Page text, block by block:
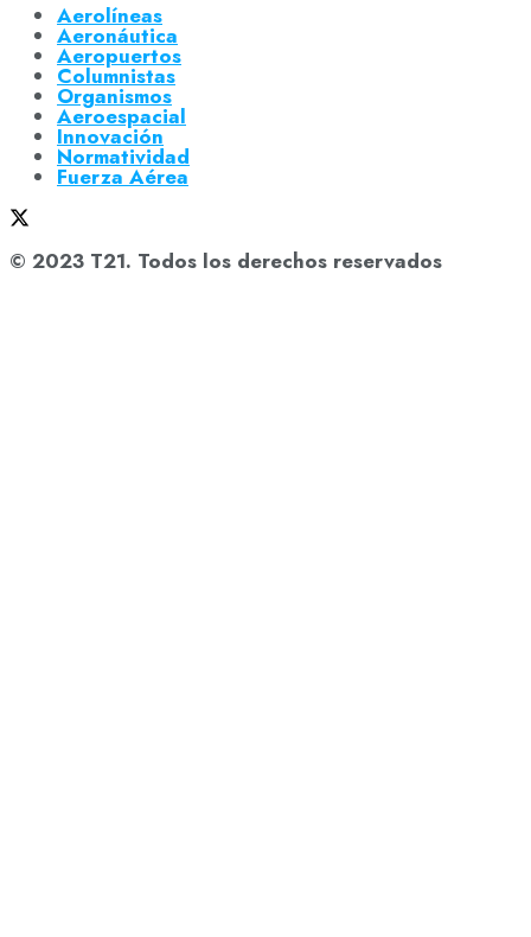
Aerolíneas
Aeronáutica
Aeropuertos
Columnistas
Organismos
Aeroespacial
Innovación
Normatividad
Fuerza Aérea
© 2023 T21. Todos los derechos reservados